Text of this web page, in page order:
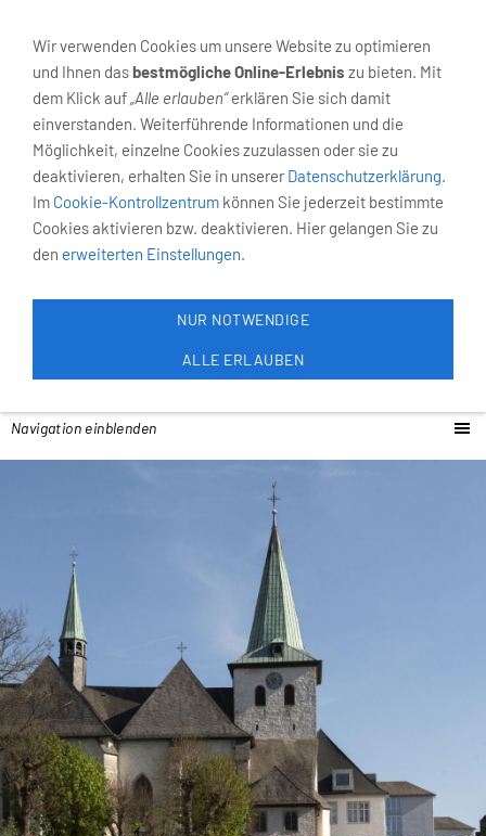
Navigation einblenden
Wir verwenden Cookies um unsere Website zu optimieren
und Ihnen dasbestmögliche Online-Erlebnis zu bieten. Mit
dem Klick auf„Alle erlauben“erklären Sie sich damit
einverstanden. Weiterführende Informationen und die
Möglichkeit, einzelne Cookies zuzulassen oder sie zu
deaktivieren, erhalten Sie in unserer Datenschutzerklärung.
Im Cookie-Kontrollzentrum können Sie jederzeit bestimmte
Cookies aktivieren bzw. deaktivieren. Hier gelangen Sie zu
den erweiterten Einstellungen.
NUR NOTWENDIGE
ALLE ERLAUBEN